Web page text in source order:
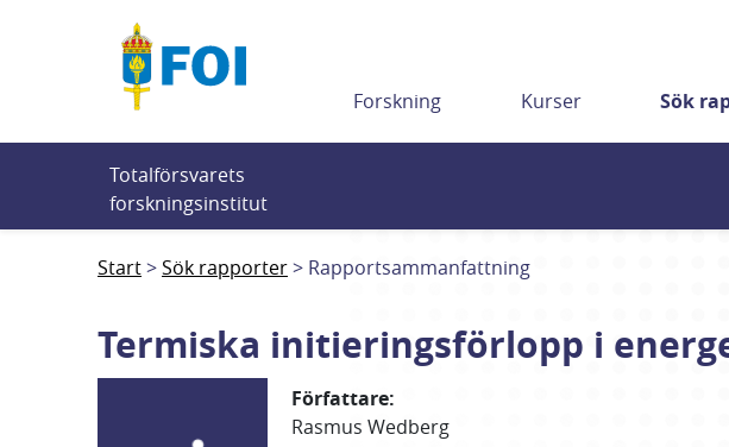
Forskning Kurser Sök
Totalförsvarets
forskningsinstitut
Start Sök rapporter Rapportsammanfattning
Termiska initieringsförlopp i
Författare:
Rasmus Wedberg